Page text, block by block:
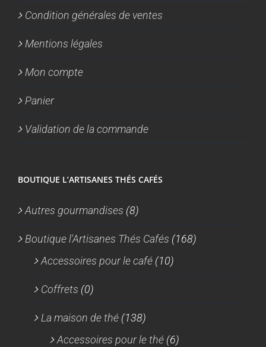
Condition générales de ventes
Mentions légales
Mon compte
Panier
Validation de la commande
BOUTIQUE L’ARTISANES THÉS CAFÉS
Autres gourmandises (8)
Boutique l'Artisanes Thés Cafés (168)
Accessoires pour le café (10)
Coffrets (0)
La maison de thé (138)
Accessoires pour le thé (6)